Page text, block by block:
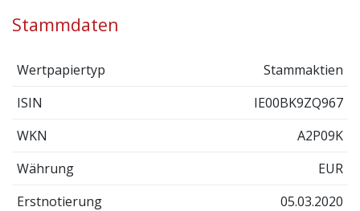
Stammdaten
Wertpapiertyp
Stammaktien
ISIN
IE00BK9ZQ967
WKN
A2P09K
Währung
EUR
Erstnotierung
05.03.2020